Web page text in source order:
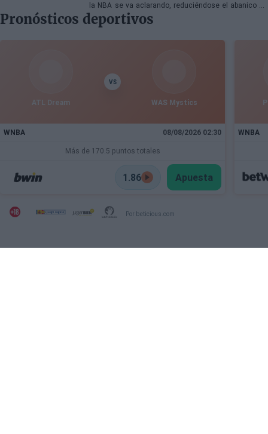
la NBA se va aclarando, reduciéndose el abanico de
franquicias candidatas a tres.
Pronósticos deportivos
ATL Dream
VS
WAS Mystics
WNBA 08/08/2026 02:30
Más de 170.5 puntos totales
1.86 Apuesta
WNBA
Por beticious.com